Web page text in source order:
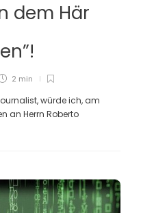
dem Här
2 min
würde ich, am
an Herrn Roberto